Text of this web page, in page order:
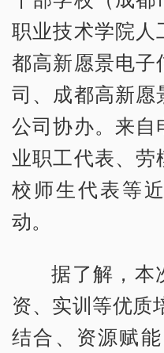
职业技术学院人
都高新愿景电子
司、成都高新愿
公司协办。来自
业职工代表、
校师生代表等
动。
据了解，本
资、实训等优质
结合、资源赋